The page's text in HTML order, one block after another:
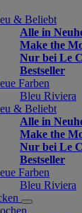
& Beliebt
Alle in
Make the
Nur bei Le
Bestseller
Farben
Bleu Riviera
& Beliebt
Alle in
Make the
Nur bei Le
Bestseller
Farben
Bleu Riviera